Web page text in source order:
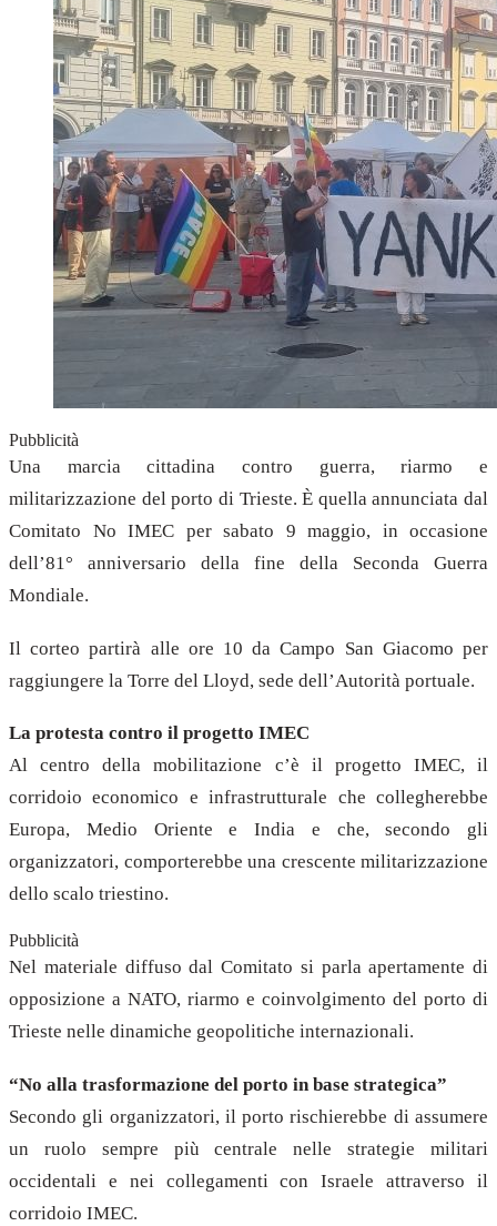
Pubblicità
Una marcia cittadina contro guerra, riarmo e
militarizzazione del porto di Trieste. È quella annunciata dal
Comitato No IMEC per sabato 9 maggio, in occasione
dell’81° anniversario della fine della Seconda Guerra
Mondiale.
Il corteo partirà alle ore 10 da Campo San Giacomo per
raggiungere la Torre del Lloyd, sede dell’Autorità portuale.
La protesta contro il progetto IMEC
Al centro della mobilitazione c’è il progetto IMEC, il
corridoio economico e infrastrutturale che collegherebbe
Europa, Medio Oriente e India e che, secondo gli
organizzatori, comporterebbe una crescente militarizzazione
dello scalo triestino.
Pubblicità
Nel materiale diffuso dal Comitato si parla apertamente di
opposizione a NATO, riarmo e coinvolgimento del porto di
Trieste nelle dinamiche geopolitiche internazionali.
“No alla trasformazione del porto in base strategica”
Secondo gli organizzatori, il porto rischierebbe di assumere
un ruolo sempre più centrale nelle strategie militari
occidentali e nei collegamenti con Israele attraverso il
corridoio IMEC.